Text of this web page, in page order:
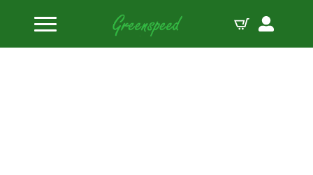
Home
Zuigerpennen
Trend H-serie Pin DLC (23.55 x 74.93 x 3.68) 133